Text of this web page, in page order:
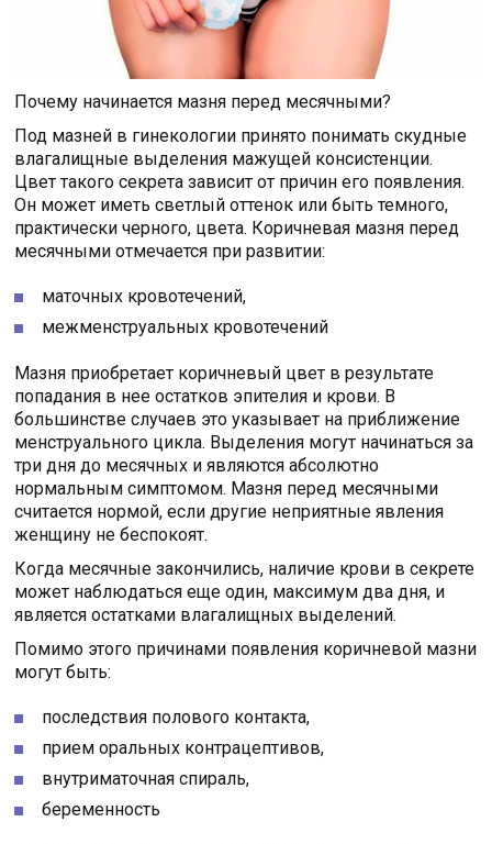
Почему начинается мазня перед месячными?
Под мазней в гинекологии принято понимать скудные
влагалищные выделения мажущей консистенции.
Цвет такого секрета зависит от причин его появления.
Он может иметь светлый оттенок или быть темного,
практически черного, цвета. Коричневая мазня перед
месячными отмечается при развитии:
маточных кровотечений,
межменструальных кровотечений
Мазня приобретает коричневый цвет в результате
попадания в нее остатков эпителия и крови. В
большинстве случаев это указывает на приближение
менструального цикла. Выделения могут начинаться за
три дня до месячных и являются абсолютно
нормальным симптомом. Мазня перед месячными
считается нормой, если другие неприятные явления
женщину не беспокоят.
Когда месячные закончились, наличие крови в секрете
может наблюдаться еще один, максимум два дня, и
является остатками влагалищных выделений.
Помимо этого причинами появления коричневой мазни
могут быть:
последствия полового контакта,
прием оральных контрацептивов,
внутриматочная спираль,
беременность